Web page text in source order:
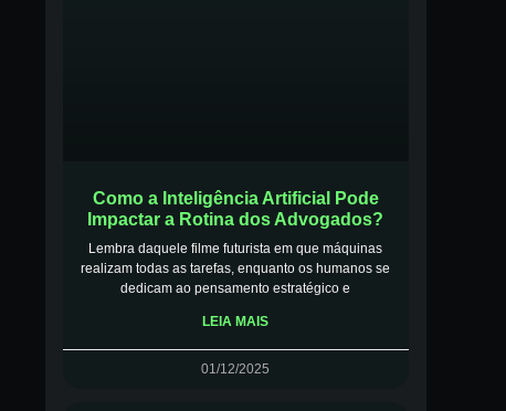
Como a Inteligência Artificial Pode
Impactar a Rotina dos Advogados?
Lembra daquele filme futurista em que máquinas
realizam todas as tarefas, enquanto os humanos se
dedicam ao pensamento estratégico e
LEIA MAIS
01/12/2025